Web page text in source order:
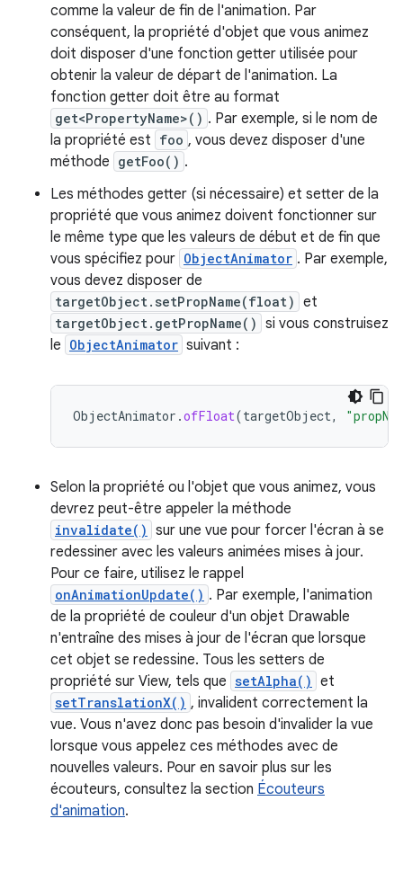
comme la valeur de fin de l'animation. Par
conséquent, la propriété d'objet que vous animez
doit disposer d'une fonction getter utilisée pour
obtenir la valeur de départ de l'animation. La
fonction getter doit être au format
get<PropertyName>() . Par exemple, si le nom de
la propriété est foo , vous devez disposer d'une
méthode getFoo() .
Les méthodes getter (si nécessaire) et setter de la
propriété que vous animez doivent fonctionner sur
le même type que les valeurs de début et de fin que
vous spécifiez pour ObjectAnimator . Par exemple,
vous devez disposer de
targetObject.setPropName(float) et
targetObject.getPropName() si vous construisez
le ObjectAnimator suivant :
ObjectAnimator .ofFloat(targetObject,
Selon la propriété ou l'objet que vous animez, vous
devrez peut-être appeler la méthode
invalidate() sur une vue pour forcer l'écran à se
redessiner avec les valeurs animées mises à jour.
Pour ce faire, utilisez le rappel
onAnimationUpdate() . Par exemple, l'animation
de la propriété de couleur d'un objet Drawable
n'entraîne des mises à jour de l'écran que lorsque
cet objet se redessine. Tous les setters de
propriété sur View, tels que setAlpha() et
setTranslationX() , invalident correctement la
vue. Vous n'avez donc pas besoin d'invalider la vue
lorsque vous appelez ces méthodes avec de
nouvelles valeurs. Pour en savoir plus sur les
écouteurs, consultez la section Écouteurs
d'animation.